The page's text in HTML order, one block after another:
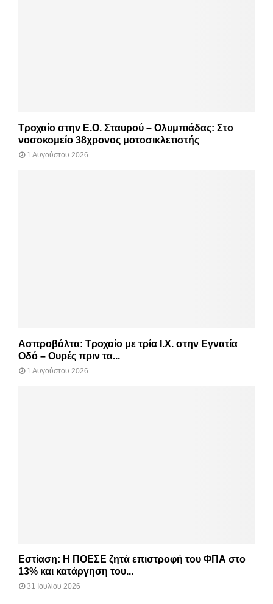
Τροχαίο στην Ε.Ο. Σταυρού – Ολυμπιάδας: Στο
νοσοκομείο 38χρονος μοτοσικλετιστής
1 Αυγούστου 2026
Ασπροβάλτα: Τροχαίο με τρία Ι.Χ. στην Εγνατία
Οδό – Ουρές πριν τα...
1 Αυγούστου 2026
Εστίαση: Η ΠΟΕΣΕ ζητά επιστροφή του ΦΠΑ στο
13% και κατάργηση του...
31 Ιουλίου 2026